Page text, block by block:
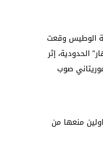
الوطيس وقعت
الحدودية، إثر
صوب
منعها من